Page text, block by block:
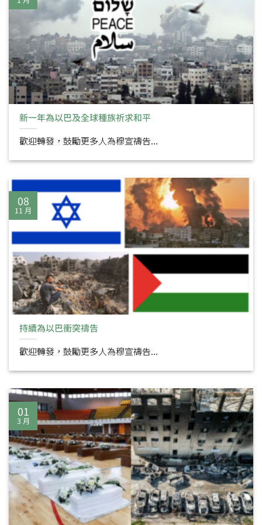
新一年為以巴及全球種族祈求和平
歡迎轉發，鼓勵更多人為穆宣禱告...
持續為以巴衝突禱告
歡迎轉發，鼓勵更多人為穆宣禱告...
08
11 月
01
3 月